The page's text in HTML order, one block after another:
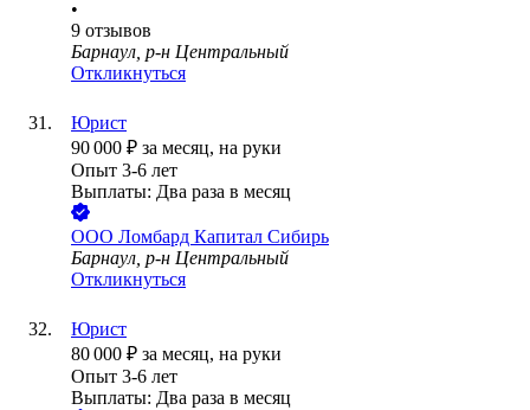
•
9 отзывов
Барнаул, р-н Центральный
Откликнуться
Юрист
90 000 ₽ за месяц, на руки
Опыт 3-6 лет
Выплаты: Два раза в месяц
ООО Ломбард Капитал Сибирь
Барнаул, р-н Центральный
Откликнуться
Юрист
80 000 ₽ за месяц, на руки
Опыт 3-6 лет
Выплаты: Два раза в месяц